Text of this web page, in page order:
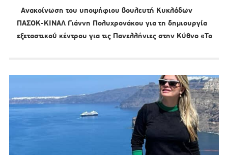
Ανακοίνωση του υποψήφιου βουλευτή Κυκλάδων
ΠΑΣΟΚ-ΚΙΝΑΛ Γιάννη Πολυχρονάκου για τη δημιουργία
εξεταστικού κέντρου για τις Πανελλήνιες στην Κύθνο «Το